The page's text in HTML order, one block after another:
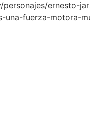
personajes/ernesto-
una-fuerza-motora-